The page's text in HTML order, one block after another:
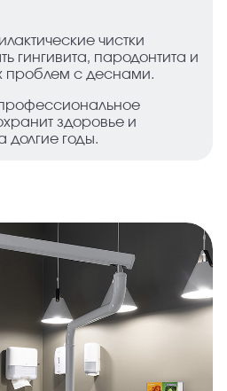
чистки
гингивита, пародонтита и
проблем с деснами.
здоровье и
долгие годы.